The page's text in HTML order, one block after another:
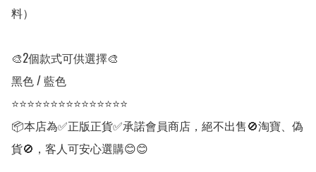
料）
🎨2個款式可供選擇🎨
黑色 / 藍色
⭐⭐⭐⭐⭐⭐⭐⭐⭐⭐⭐⭐⭐⭐⭐
📦本店為✅正版正貨✅承諾會員商店，絕不出售🚫淘寶、偽
貨🚫，客人可安心選購😊😊